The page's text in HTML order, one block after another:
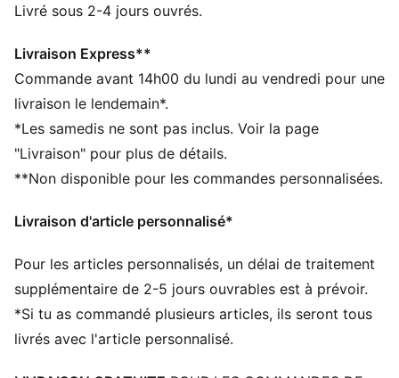
CARACTÉRISTIQUES + AVANTAGES
recyclés
DÉTAILS
Coupe confortable
Longueur standard
Poches zippées sur les coutures
Détails brandés PUMA
Livré sous 2-4 jours ouvrés.
Livraison Express**
Commande avant 14h00 du lundi au vendredi pour une
livraison le lendemain*.
*Les samedis ne sont pas inclus. Voir la page
"Livraison" pour plus de détails.
**Non disponible pour les commandes personnalisées.
Livraison d'article personnalisé*
Pour les articles personnalisés, un délai de traitement
supplémentaire de 2-5 jours ouvrables est à prévoir.
*Si tu as commandé plusieurs articles, ils seront tous
livrés avec l'article personnalisé.